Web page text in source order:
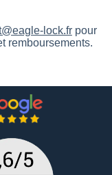
lock.frpour
remboursements.